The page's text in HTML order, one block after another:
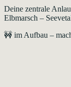
Deine zentrale
Elbmarsch –
🚧 im Aufbau –